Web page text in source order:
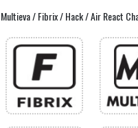
Multieva / Fibrix / Hack / Air React